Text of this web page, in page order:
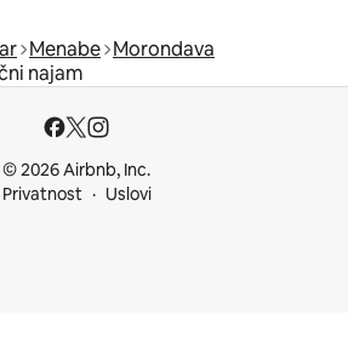
Menabe Morondava
najam
© 2026 Airbnb, Inc.
Privatnost
Uslovi